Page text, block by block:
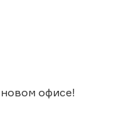
офисе!